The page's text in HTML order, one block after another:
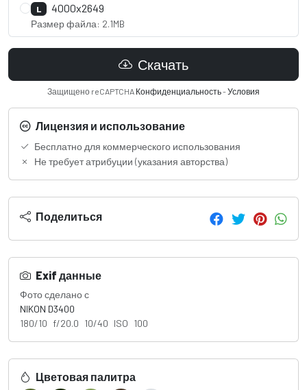
L 4000x2649
Размер файла: 2.1MB
Скачать
Защищено reCAPTCHA Конфиденциальность-Условия
Лицензия и использование
Бесплатно для коммерческого использования
Не требует атрибуции (указания авторства)
Поделиться
Exif данные
Фото сделано с
NIKON D3400
180/10 f/20.0 10/40 ISO 100
Цветовая палитра